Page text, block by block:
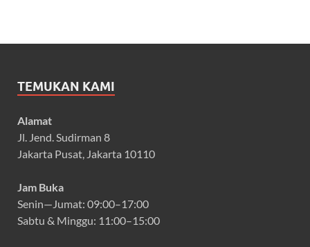
TEMUKAN KAMI
Alamat
Jl. Jend. Sudirman 8
Jakarta Pusat, Jakarta 10110
Jam Buka
Senin—Jumat: 09:00–17:00
Sabtu & Minggu: 11:00–15:00